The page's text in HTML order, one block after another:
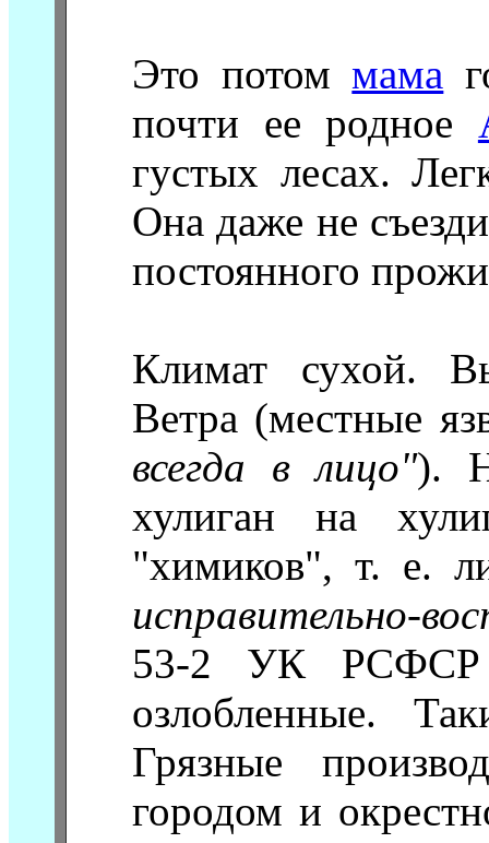
Это потоммама
почти ее родное
густых лесах.
Она даже не
постоянного
Климат сухой.
Ветра (местные
всегда в лицо").
хулиган на
"химиков", т. е.
исправительно-
53-2 УК РСФСР
озлобленные.
Грязные
городом и